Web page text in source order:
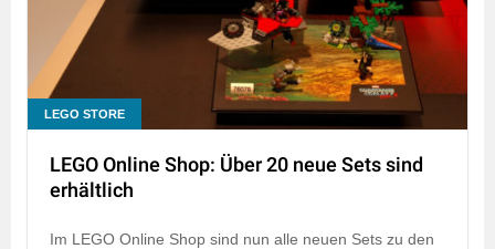
LEGO STORE
LEGO Online Shop: Über 20 neue Sets sind
erhältlich
Im LEGO Online Shop sind nun alle neuen Sets zu den